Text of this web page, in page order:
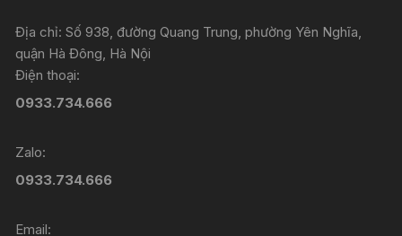
Địa chỉ: Số 938, đường Quang Trung, phường Yên Nghĩa,
quận Hà Đông, Hà Nội
Điện thoại:
0933.734.666
Zalo:
0933.734.666
Email: